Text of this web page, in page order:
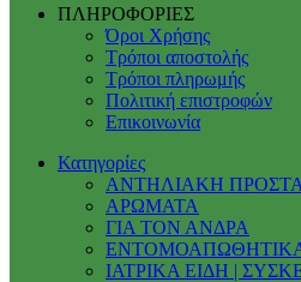
ΠΛΗΡΟΦΟΡΙΕΣ
Όροι Χρήσης
Τρόποι αποστολής
Τρόποι πληρωμής
Πολιτική επιστροφών
Επικοινωνία
Κατηγορίες
ΑΝΤΗΛΙΑΚΗ
ΑΡΩΜΑΤΑ
ΓΙΑ ΤΟΝ ΑΝΔΡΑ
ΙΑΤΡΙΚΑ ΕΙΔΗ |